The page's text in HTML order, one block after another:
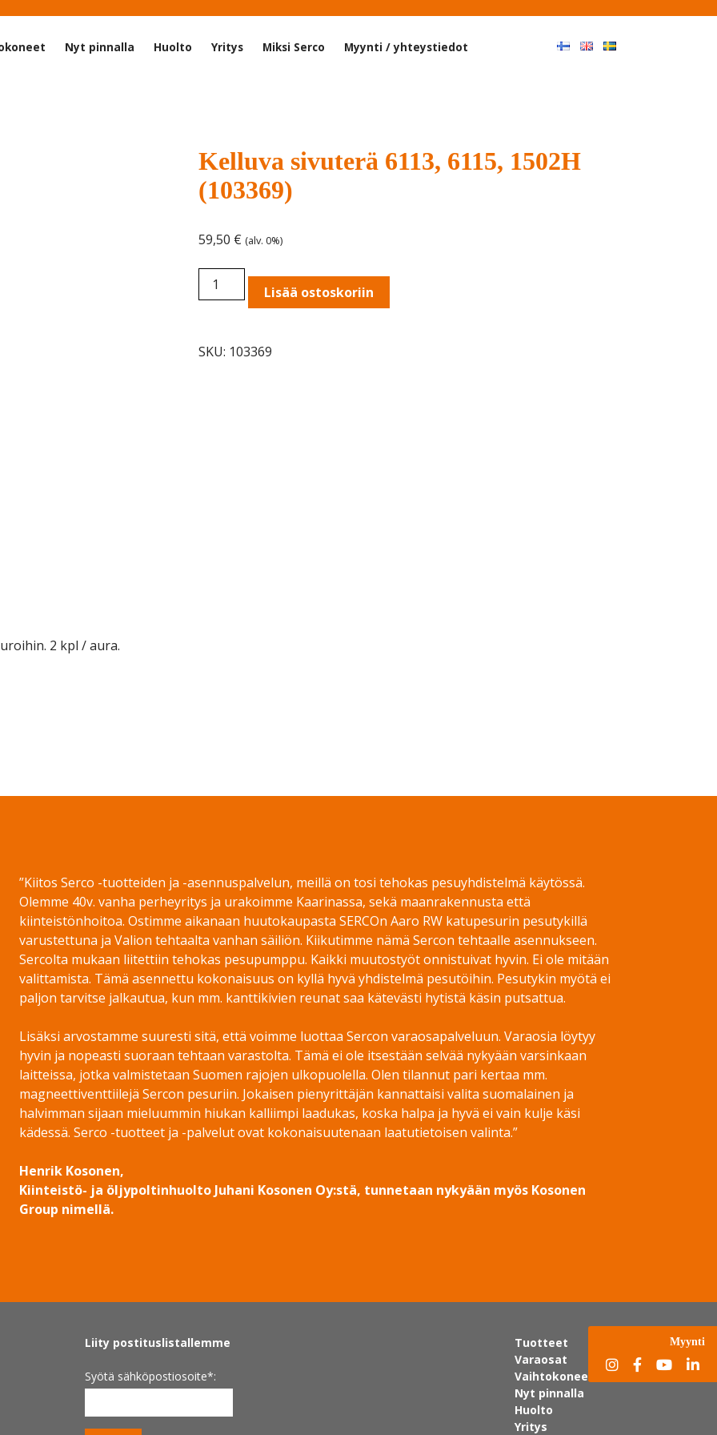
Nyt pinnalla Huolto Yritys Miksi Serco Myynti / yhteystiedot
Kelluva sivuterä 6113, 6115, 1502H
(103369)
59,50 € (alv. 0%)
Kelluva
sivuterä
1502H
Lisää ostoskoriin
SKU: 103369
2 kpl / aura.
”Kiitos Serco -tuotteiden ja -asennuspalvelun, meillä on tosi tehokas pesuyhdistelmä käytössä.
Olemme 40v. vanha perheyritys ja urakoimme Kaarinassa, sekä maanrakennusta että
kiinteistönhoitoa. Ostimme aikanaan huutokaupasta SERCOn Aaro RW katupesurin pesutykillä
varustettuna ja Valion tehtaalta vanhan säiliön. Kiikutimme nämä Sercon tehtaalle asennukseen.
Sercolta mukaan liitettiin tehokas pesupumppu. Kaikki muutostyöt onnistuivat hyvin. Ei ole mitään
valittamista. Tämä asennettu kokonaisuus on kyllä hyvä yhdistelmä pesutöihin. Pesutykin myötä ei
paljon tarvitse jalkautua, kun mm. kanttikivien reunat saa kätevästi hytistä käsin putsattua.
Lisäksi arvostamme suuresti sitä, että voimme luottaa Sercon varaosapalveluun. Varaosia löytyy
hyvin ja nopeasti suoraan tehtaan varastolta. Tämä ei ole itsestään selvää nykyään varsinkaan
laitteissa, jotka valmistetaan Suomen rajojen ulkopuolella. Olen tilannut pari kertaa mm.
magneettiventtiilejä Sercon pesuriin. Jokaisen pienyrittäjän kannattaisi valita suomalainen ja
halvimman sijaan mieluummin hiukan kalliimpi laadukas, koska halpa ja hyvä ei vain kulje käsi
kädessä. Serco -tuotteet ja -palvelut ovat kokonaisuutenaan laatutietoisen valinta.”
Henrik Kosonen,
Kiinteistö- ja öljypoltinhuolto Juhani Kosonen Oy:stä, tunnetaan nykyään myös Kosonen
Group nimellä.
Myynti
Liity postituslistallemme
Syötä sähköpostiosoite*:
Tuotteet
Varaosat
Vaihtokoneet
Nyt pinnalla
Huolto
Yritys